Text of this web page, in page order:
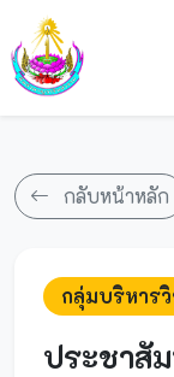
กลับหน้าหลัก
กลุ่มบริหาร
ประชาสั